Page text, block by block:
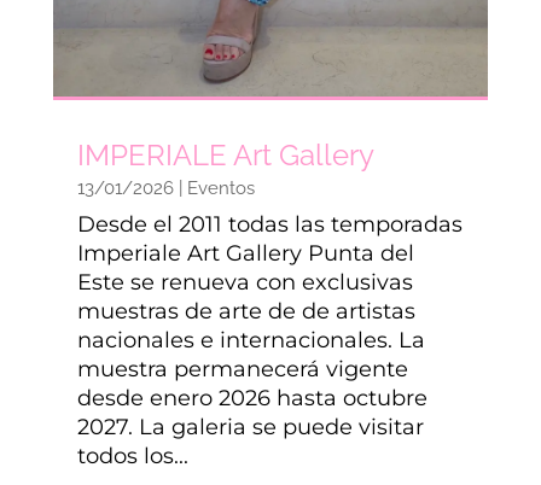
IMPERIALE Art Gallery
13/01/2026| Eventos
Desde el 2011 todas las temporadas
Imperiale Art Gallery Punta del
Este se renueva con exclusivas
muestras de arte de de artistas
nacionales e internacionales. La
muestra permanecerá vigente
desde enero 2026 hasta octubre
2027. La galeria se puede visitar
todos los...